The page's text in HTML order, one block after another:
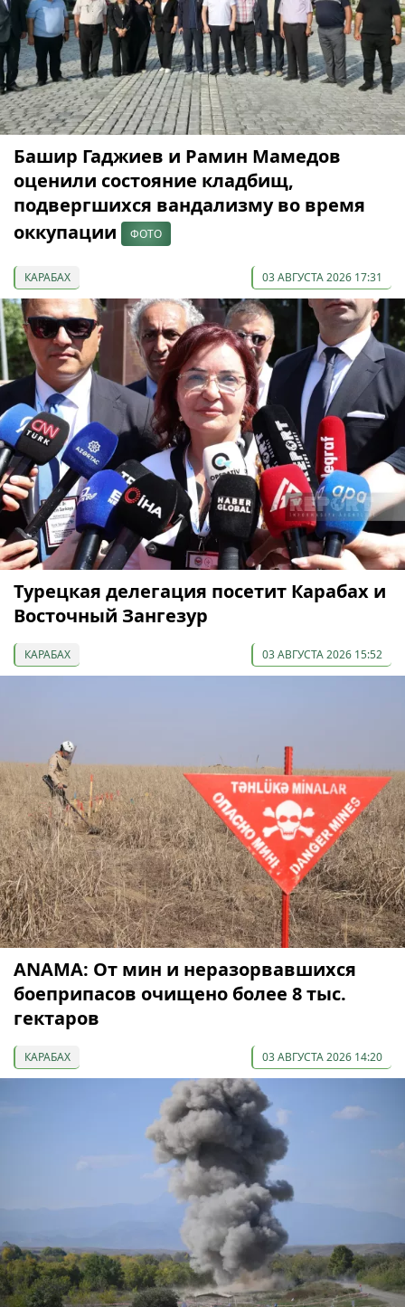
Башир Гаджиев и Рамин Мамедов
оценили состояние кладбищ,
подвергшихся вандализму во время
оккупации
ФОТО
КАРАБАХ 03 АВГУСТА 2026 17:31
Турецкая делегация посетит Карабах и
Восточный Зангезур
КАРАБАХ 03 АВГУСТА 2026 15:52
ANAMA: От мин и неразорвавшихся
боеприпасов очищено более 8 тыс.
гектаров
КАРАБАХ 03 АВГУСТА 2026 14:20